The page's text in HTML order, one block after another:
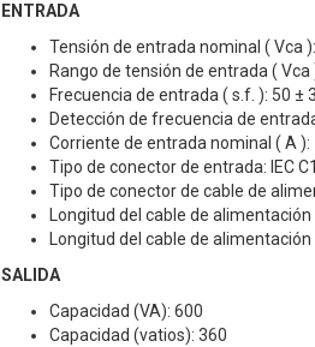
ENTRADA
Tensión de entrada nominal ( Vca
Rango de tensión de entrada ( Vca
Frecuencia de entrada ( s.f. ): 50 ±
Detección de frecuencia de
Corriente de entrada nominal ( A ):
Tipo de conector de entrada: IEC
Tipo de conector de cable de
Longitud del cable de alimentación
Longitud del cable de
SALIDA
Capacidad (VA): 600
Capacidad (vatios): 360